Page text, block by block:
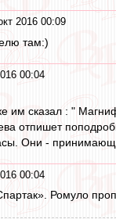
2016 00:09
там:)
00:04
им сказал : "
отпишет
Они -
00:04
Ромуло